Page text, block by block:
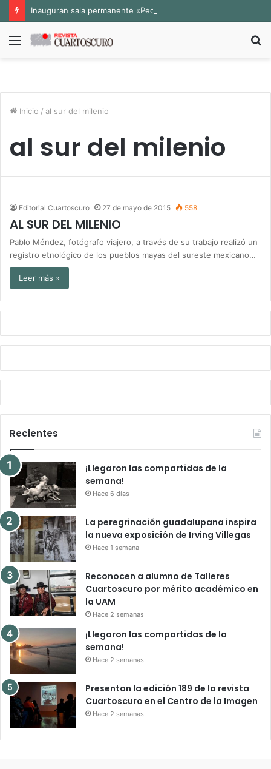
Menú
Inicio / al sur del milenio
al sur del milenio
Editorial Cuartoscuro 27 de mayo de 2015 558
AL SUR DEL MILENIO
Pablo Méndez, fotógrafo viajero, a través de su trabajo realizó un
registro etnológico de los pueblos mayas del sureste mexicano…
Leer más »
Recientes
¡Llegaron las compartidas de la
semana!
Hace 6 días
La peregrinación guadalupana inspira
la nueva exposición de Irving Villegas
Hace 1 semana
Reconocen a alumno de Talleres
Cuartoscuro por mérito académico en
la UAM
Hace 2 semanas
¡Llegaron las compartidas de la
semana!
Hace 2 semanas
Presentan la edición 189 de la revista
Cuartoscuro en el Centro de la Imagen
Hace 2 semanas